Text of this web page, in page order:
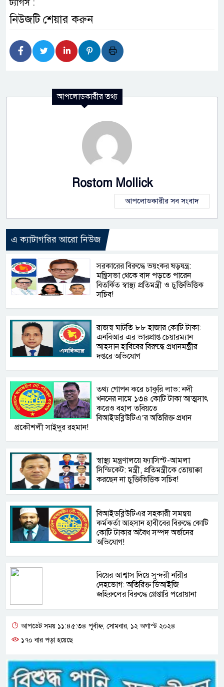
ট্যাগস :
নিউজটি শেয়ার করুন
আপলোডকারীর তথ্য
Rostom Mollick
আপলোডকারীর সব সংবাদ
এ ক্যাটাগরির আরো নিউজ
সরকারের বিরুদ্ধে ভয়ংকর ষড়যন্ত্র:
মন্ত্রিসভা থেকে বাদ পড়তে পারেন
বিতর্কিত স্বাস্থ্য প্রতিমন্ত্রী ও চুক্তিভিত্তিক
সচিব!
রাজস্ব ঘাটতি ৮৮ হাজার কোটি টাকা:
এনবিআর এর ভারপ্রাপ্ত চেয়ারম্যান
আহসান হাবিবের বিরুদ্ধে প্রধানমন্ত্রীর
দপ্তরে অভিযোগ
তথ্য গোপন করে চাকুরি লাভ: নদী
খননের নামে ১৩৪ কোটি টাকা আত্মসাৎ
করেও বহাল তবিয়তে
বিআইডব্লিউটিএ’র অতিরিক্ত প্রধান
প্রকৌশলী সাইদুর রহমান!
স্বাস্থ্য মন্ত্রণালয়ে ফ্যাসিস্ট-আমলা
সিন্ডিকেট: মন্ত্রী, প্রতিমন্ত্রীকে তোয়াক্কা
করছেন না চুক্তিভিত্তিক সচিব!
বিআইডব্লিউটিএর সহকারী সমন্বয়
কর্মকর্তা আহসান হাবীবের বিরুদ্ধে কোটি
কোটি টাকার অবৈধ সম্পদ অর্জনের
অভিযোগ!
বিয়ের আশ্বাস দিয়ে সুন্দরী নরিীর
দেহভোগ: অতিরিক্ত ডিআইজি
জহিরুলের বিরুদ্ধে গ্রেপ্তারি পরোয়ানা
আপডেট সময় ১১:৪৫:৩৪ পূর্বাহ্ন, সোমবার, ১২ অগাস্ট ২০২৪
১৭০ বার পড়া হয়েছে